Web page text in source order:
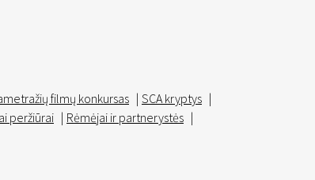
filmų konkursas | SCA kryptys |
peržiūrai | Rėmėjai ir partnerystės |